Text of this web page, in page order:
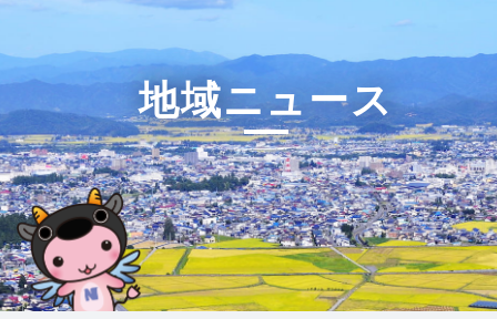
函館センター 0138-34-2525
新潟センター 025-210-1200
お得なセットプラン
料金シミュレーション
サポート
Q&A
センター情報
〒992-0044
山形県米沢市春日四丁目2-75
0238-24-2525
営業時間 9:00～18:00
南東北センター(福島)
〒960-8252
福島県福島市御山字一本松17-1-
1
0120-173-577
営業時間 9:15～18:00
地域ニュース